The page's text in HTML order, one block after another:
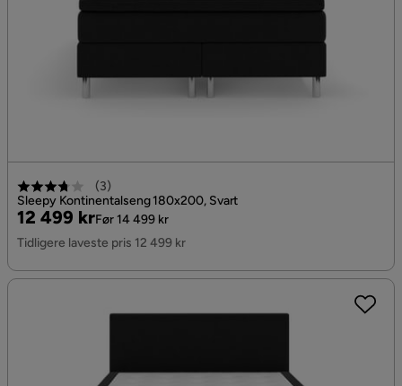
(3)
Sleepy Kontinentalseng 180x200, Svart
Pris
12 499 kr
Original
Pris
Før 14 499 kr
Tidligere laveste pris 12 499 kr